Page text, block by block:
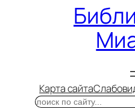
Карта сайта
Поиск